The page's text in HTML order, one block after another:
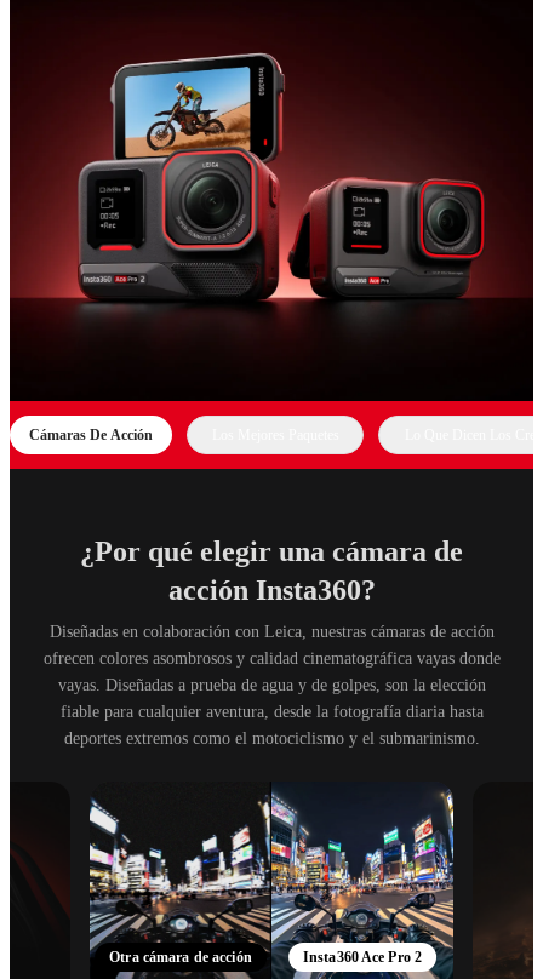
Cámaras De Acción
¿Por qué elegir una cámara de
acción Insta360?
Diseñadas en colaboración con Leica, nuestras cámaras de acción
ofrecen colores asombrosos y calidad cinematográfica vayas donde
vayas. Diseñadas a prueba de agua y de golpes, son la elección
fiable para cualquier aventura, desde la fotografía diaria hasta
deportes extremos como el motociclismo y el submarinismo.
Insta360 Ace Pro 2
Otra cámara de acción